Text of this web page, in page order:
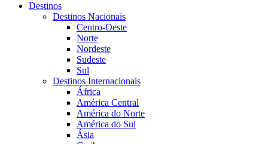
Destinos
Destinos Nacionais
Centro-Oeste
Norte
Nordeste
Sudeste
Sul
Destinos Internacionais
África
América Central
América do Norte
América do Sul
Ásia